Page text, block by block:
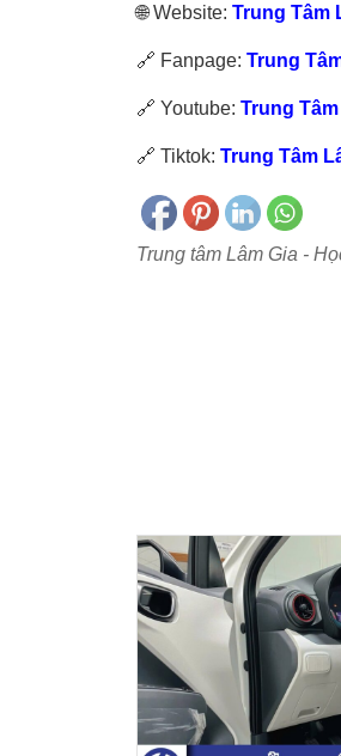
🌐 Website: Trung Tâm
🔗 Fanpage: Trung
🔗 Youtube: Trung
🔗 Tiktok: Trung Tâm
Trung tâm Lâm Gia -